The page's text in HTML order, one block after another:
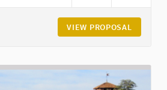
VIEW PROPOSAL